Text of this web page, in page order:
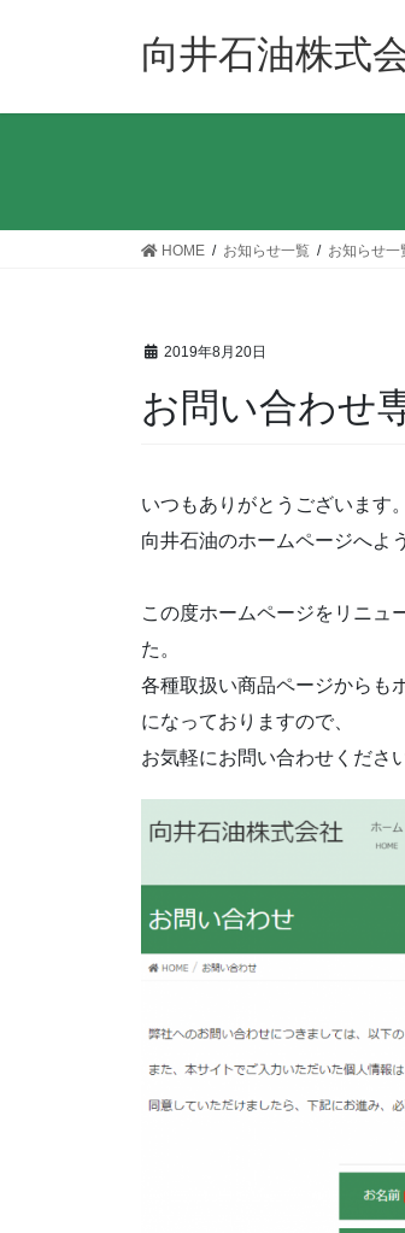
向井石油株式
HOME お知らせ一覧 お知らせ一
2019年8月20日
お問い合わせ
いつもありがとうございます。
向井石油のホームページへよ
この度ホームページをリニュ
た。
各種取扱い商品ページからも
になっておりますので、
お気軽にお問い合わせください